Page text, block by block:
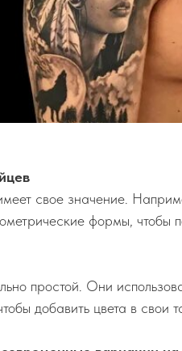
свое значение.
формы, чтобы
простой. Они
добавить цвета в свои